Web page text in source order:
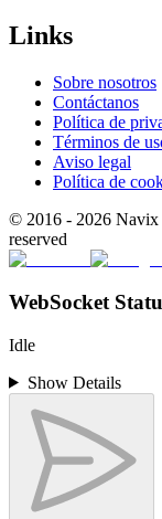
Links
Sobre nosotros
Contáctanos
Política de
Términos de
Aviso legal
Política de
© 2016 - 2026 Navix
reserved
WebSocket
Idle
Show Details